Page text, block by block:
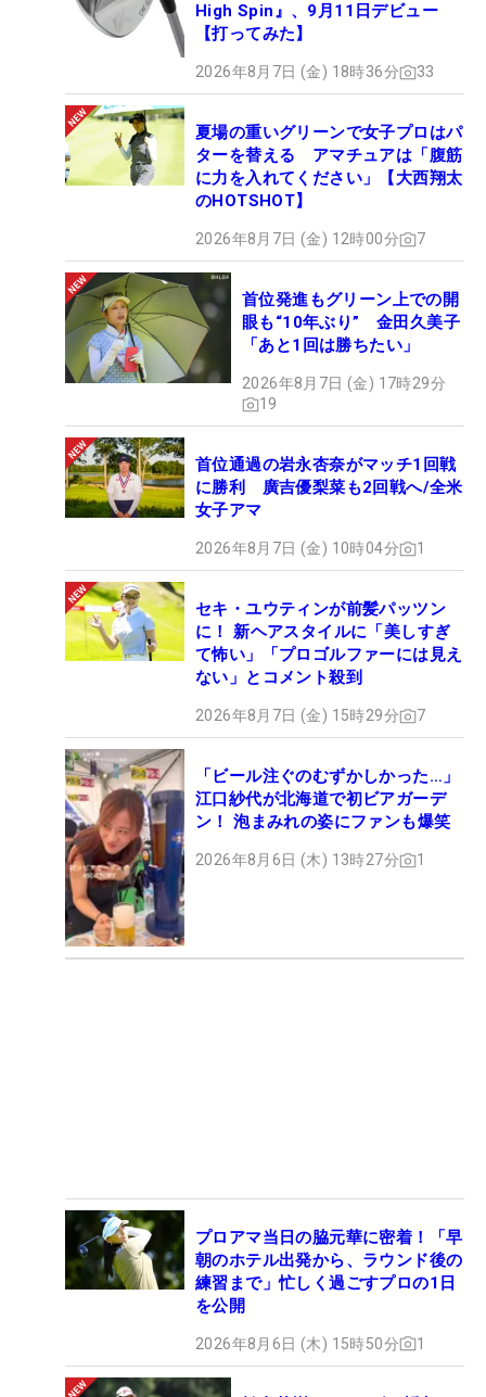
High Spin』、9月11日デビュー
【打ってみた】
2026年8月7日 (金) 18時36分 33
夏場の重いグリーンで女子プロはパ
ターを替える アマチュアは「腹筋
に力を入れてください」【大西翔太
のHOTSHOT】
2026年8月7日 (金) 12時00分 7
首位発進もグリーン上での開
眼も“10年ぶり” 金田久美子
「あと1回は勝ちたい」
2026年8月7日 (金) 17時29分
19
首位通過の岩永杏奈がマッチ1回戦
に勝利 廣吉優梨菜も2回戦へ/全米
女子アマ
2026年8月7日 (金) 10時04分 1
セキ・ユウティンが前髪パッツン
に！ 新ヘアスタイルに「美しすぎ
て怖い」「プロゴルファーには見え
ない」とコメント殺到
2026年8月7日 (金) 15時29分 7
「ビール注ぐのむずかしかった…」
江口紗代が北海道で初ビアガーデ
ン！ 泡まみれの姿にファンも爆笑
2026年8月6日 (木) 13時27分 1
プロアマ当日の脇元華に密着！「早
朝のホテル出発から、ラウンド後の
練習まで」忙しく過ごすプロの1日
を公開
2026年8月6日 (木) 15時50分 1